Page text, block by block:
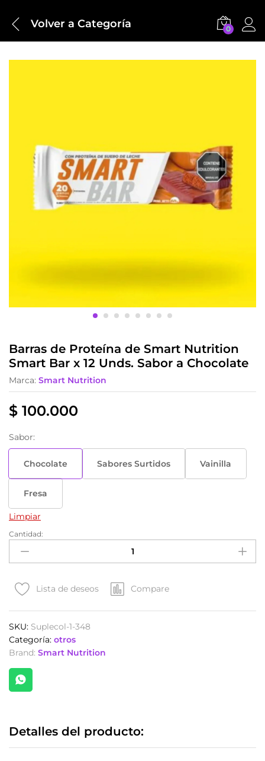
Volver a Categoría 0
Barras de Proteína de Smart Nutrition
Smart Bar x 12 Unds. Sabor a Chocolate
Marca: Smart Nutrition
$ 100.000
Sabor:
Chocolate Sabores Surtidos Vainilla
Fresa
Limpiar
Barras
Proteína
Smart
Smart
Bar
x
12
Unds.
Sabor
a
Cantidad:
Lista de deseos Compare
SKU: Suplecol-1-348
Categoría: otros
Brand: Smart Nutrition
Detalles del producto: